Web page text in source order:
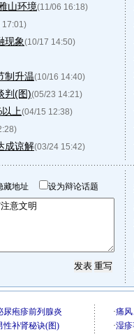
山环境(11/06 16:18)
17:01)
现象(10/17 14:50)
制升温(10/16 14:40)
判(图)(05/23 14:21)
上(04/15 12:38)
成谅解(03/24 15:42)
藏地址 设为辩论话题